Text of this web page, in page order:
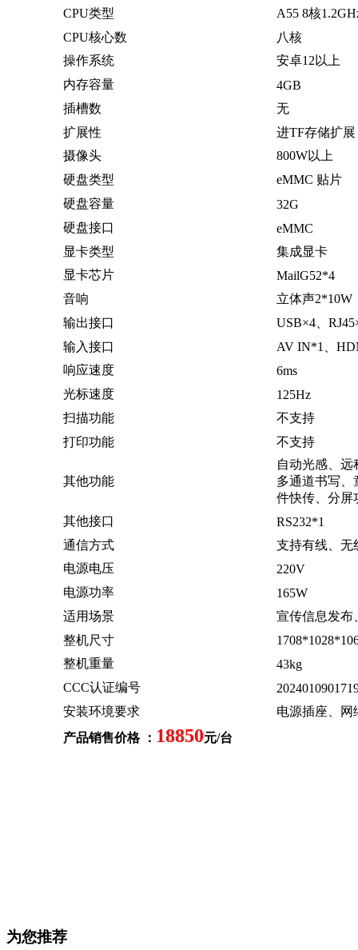
CPU类型
A55 8核
CPU核心数
八核
操作系统
安卓12以上
内存容量
4GB
插槽数
无
扩展性
进TF存储扩展
摄像头
800W以上
硬盘类型
eMMC 贴片
硬盘容量
32G
硬盘接口
eMMC
显卡类型
集成显卡
显卡芯片
MailG52*4
音响
立体声2*10W
输出接口
USB×4、
输入接口
AV IN*1、
响应速度
6ms
光标速度
125Hz
扫描功能
不支持
打印功能
不支持
其他功能
自动光感、
多通道书写、
件快传、分屏
其他接口
RS232*1
通信方式
支持有线、无
电源电压
220V
电源功率
165W
适用场景
宣传信息发布
整机尺寸
整机重量
43kg
CCC认证编号
安装环境要求
电源插座、网
产品销售价格 ： 18850元/台
为您推荐